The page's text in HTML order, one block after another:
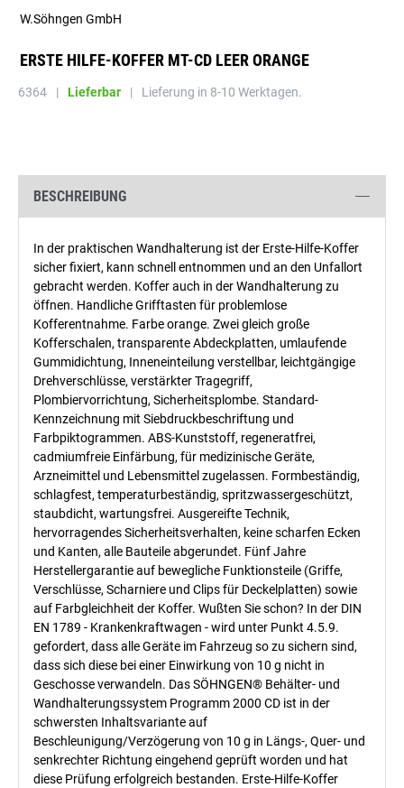
ERSTE HILFE-KOFFER MT-CD LEER ORANGE
W.Söhngen GmbH
6364 | Lieferbar | Lieferung in 8-10 Werktagen.
BESCHREIBUNG
In der praktischen Wandhalterung ist der Erste-Hilfe-Koffer
sicher fixiert, kann schnell entnommen und an den Unfallort
gebracht werden. Koffer auch in der Wandhalterung zu
öffnen. Handliche Grifftasten für problemlose
Kofferentnahme. Farbe orange. Zwei gleich große
Kofferschalen, transparente Abdeckplatten, umlaufende
Gummidichtung, Inneneinteilung verstellbar, leichtgängige
Drehverschlüsse, verstärkter Tragegriff,
Plombiervorrichtung, Sicherheitsplombe. Standard-
Kennzeichnung mit Siebdruckbeschriftung und
Farbpiktogrammen. ABS-Kunststoff, regeneratfrei,
cadmiumfreie Einfärbung, für medizinische Geräte,
Arzneimittel und Lebensmittel zugelassen. Formbeständig,
schlagfest, temperaturbeständig, spritzwassergeschützt,
staubdicht, wartungsfrei. Ausgereifte Technik,
hervorragendes Sicherheitsverhalten, keine scharfen Ecken
und Kanten, alle Bauteile abgerundet. Fünf Jahre
Herstellergarantie auf bewegliche Funktionsteile (Griffe,
Verschlüsse, Scharniere und Clips für Deckelplatten) sowie
auf Farbgleichheit der Koffer. Wußten Sie schon? In der DIN
EN 1789 - Krankenkraftwagen - wird unter Punkt 4.5.9.
gefordert, dass alle Geräte im Fahrzeug so zu sichern sind,
dass sich diese bei einer Einwirkung von 10 g nicht in
Geschosse verwandeln. Das SÖHNGEN® Behälter- und
Wandhalterungssystem Programm 2000 CD ist in der
schwersten Inhaltsvariante auf
Beschleunigung/Verzögerung von 10 g in Längs-, Quer- und
senkrechter Richtung eingehend geprüft worden und hat
diese Prüfung erfolgreich bestanden. Erste-Hilfe-Koffer